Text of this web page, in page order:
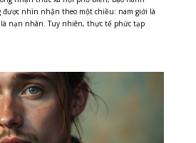
nhìn nhận theo một chiều: nam giới là
nạn nhân. Tuy nhiên, thực tế phức tạp